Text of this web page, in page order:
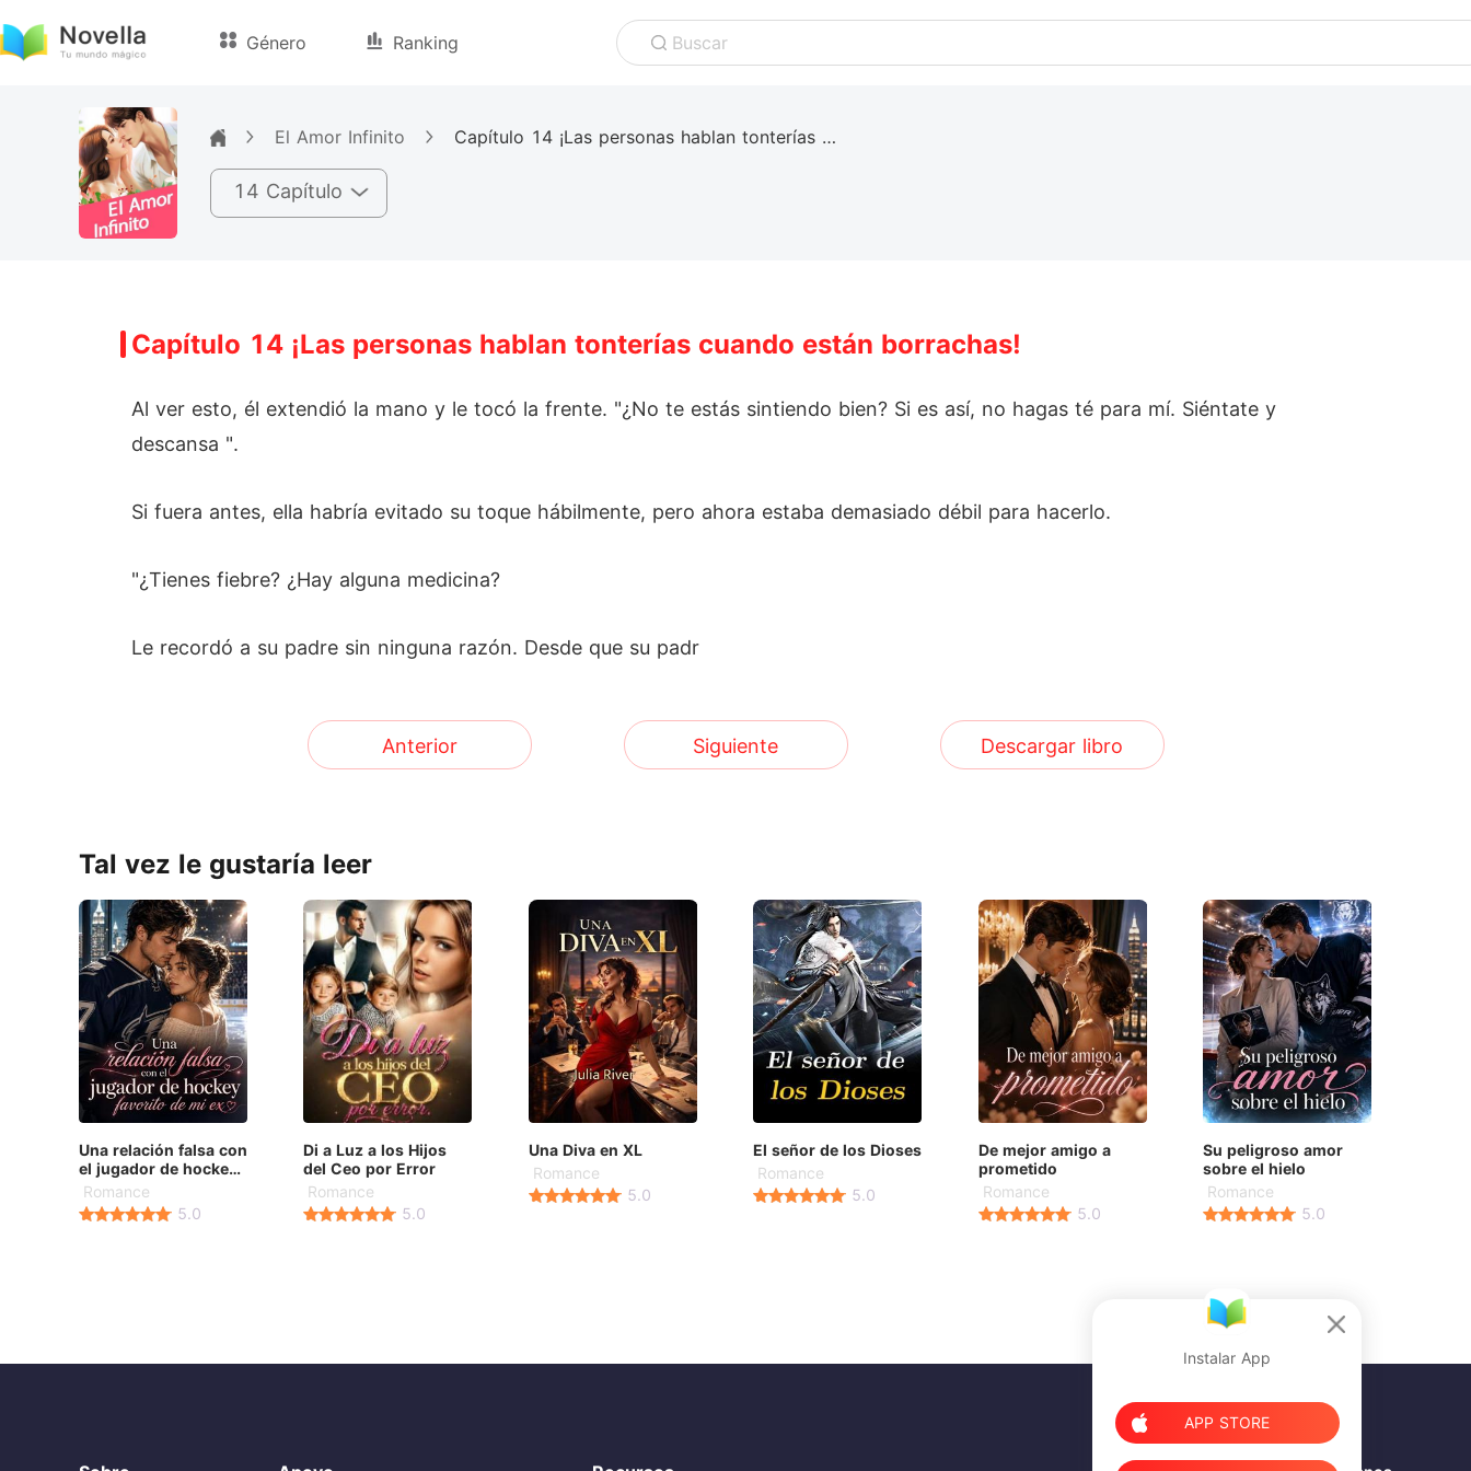
Género Ranking Buscar
El Amor Infinito Capítulo 14 ¡Las personas hablan tonterías cuando están borrachas!
14 Capítulo
Capítulo 14 ¡Las personas hablan tonterías cuando están borrachas!
Al ver esto, él extendió la mano y le tocó la frente. "¿No te estás sintiendo bien? Si es así, no hagas té para mí. Siéntate y
descansa ".
Si fuera antes, ella habría evitado su toque hábilmente, pero ahora estaba demasiado débil para hacerlo.
"¿Tienes fiebre? ¿Hay alguna medicina?
Le recordó a su padre sin ninguna razón. Desde que su padr
Anterior Siguiente Descargar libro
Tal vez le gustaría leer
Una relación falsa con
el jugador de hockey
favorito de mi ex
Romance
5.0
Di a Luz a los Hijos
del Ceo por Error
Romance
5.0
Una Diva en XL
Romance
5.0
El señor de los Dioses
Romance
5.0
De mejor amigo a
prometido
Romance
5.0
Su peligroso amor
sobre el hielo
Romance
5.0
Instalar App
APP STORE